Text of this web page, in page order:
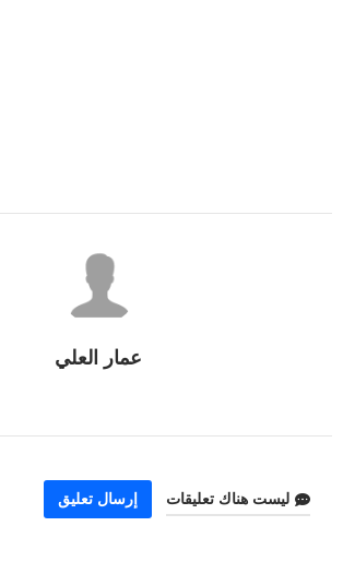
عمار العلي
ليست هناك تعليقات إرسال تعليق